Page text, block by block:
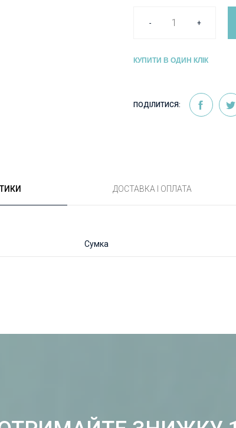
- +
КУПИТИ В ОДИН КЛІК
ПОДІЛИТИСЯ:
ДОСТАВКА І ОПЛАТА
Сумка